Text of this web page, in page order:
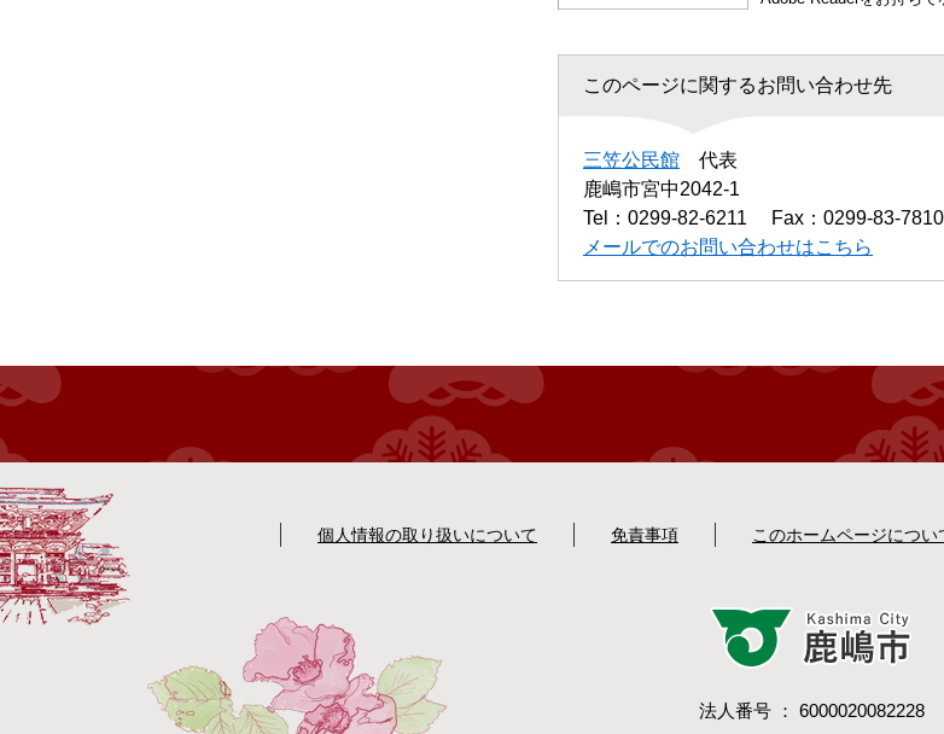
このページに関するお問い合わせ先
三笠公民館
代表
鹿嶋市宮中2042-1
Tel：0299-82-6211
Fax：0299-83-7810
メールでのお問い合わせはこちら
個人情報の取り扱いについて 免責事項 このホームページについ
法人番号 ： 6000020082228